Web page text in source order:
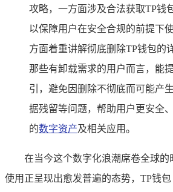
攻略，一方面涉及合法获取TP钱
以保障用户在安全合规的前提下
方面着重讲解彻底删除TP钱包的
那些有卸载需求的用户而言，能
引，避免因删除不彻底而可能产
据残留等问题，帮助用户更安全
的数字资产及相关应用。
在当今这个数字化浪潮席卷全球的
使用正呈现出愈发普遍的态势，TP钱包